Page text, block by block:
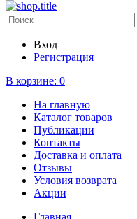
Вход
Регистрация
В корзине: 0
На главную
Каталог товаров
Публикации
Контакты
Доставка и оплата
Отзывы
Условия возврата
Акции
Главная